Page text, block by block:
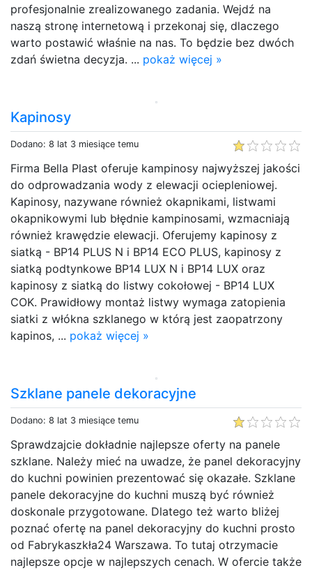
profesjonalnie zrealizowanego zadania. Wejdź na
naszą stronę internetową i przekonaj się, dlaczego
warto postawić właśnie na nas. To będzie bez dwóch
zdań świetna decyzja. ... pokaż więcej »
Kapinosy
Dodano: 8 lat 3 miesiące temu
Firma Bella Plast oferuje kampinosy najwyższej jakości
do odprowadzania wody z elewacji ociepleniowej.
Kapinosy, nazywane również okapnikami, listwami
okapnikowymi lub błędnie kampinosami, wzmacniają
również krawędzie elewacji. Oferujemy kapinosy z
siatką - BP14 PLUS N i BP14 ECO PLUS, kapinosy z
siatką podtynkowe BP14 LUX N i BP14 LUX oraz
kapinosy z siatką do listwy cokołowej - BP14 LUX
COK. Prawidłowy montaż listwy wymaga zatopienia
siatki z włókna szklanego w którą jest zaopatrzony
kapinos, ... pokaż więcej »
Szklane panele dekoracyjne
Dodano: 8 lat 3 miesiące temu
Sprawdzajcie dokładnie najlepsze oferty na panele
szklane. Należy mieć na uwadze, że panel dekoracyjny
do kuchni powinien prezentować się okazałe. Szklane
panele dekoracyjne do kuchni muszą być również
doskonale przygotowane. Dlatego też warto bliżej
poznać ofertę na panel dekoracyjny do kuchni prosto
od Fabrykaszkła24 Warszawa. To tutaj otrzymacie
najlepsze opcje w najlepszych cenach. W ofercie także